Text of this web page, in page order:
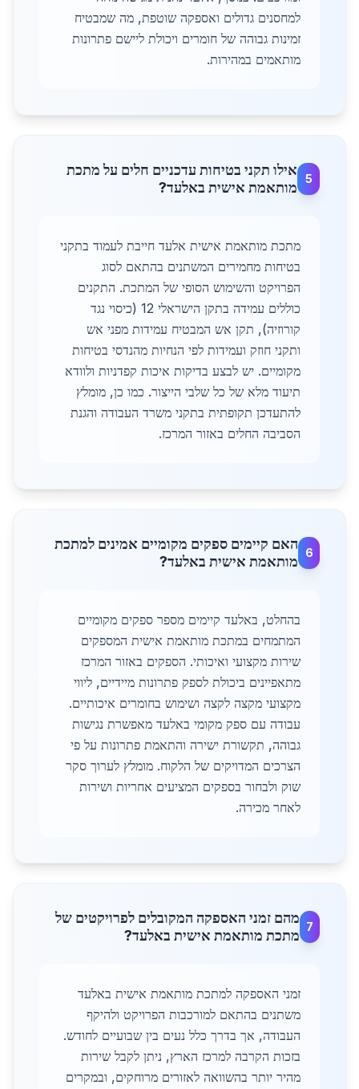
למחסנים גדולים ואספקה שוטפת, מה שמבטיח
זמינות גבוהה של חומרים ויכולת ליישם פתרונות
מותאמים במהירות.
5
אילו תקני בטיחות עדכניים חלים על מתכת
מותאמת אישית באלעד?
מתכת מותאמת אישית אלעד חייבת לעמוד בתקני
בטיחות מחמירים המשתנים בהתאם לסוג
הפרויקט והשימוש הסופי של המתכת. התקנים
כוללים עמידה בתקן הישראלי 12 (כיסוי נגד
קורוזיה), תקן אש המבטיח עמידות מפני אש
ותקני חוזק ועמידות לפי הנחיות מהנדסי בטיחות
מקומיים. יש לבצע בדיקות איכות קפדניות ולוודא
תיעוד מלא של כל שלבי הייצור. כמו כן, מומלץ
להתעדכן תקופתית בתקני משרד העבודה והגנת
הסביבה החלים באזור המרכז.
6
האם קיימים ספקים מקומיים אמינים למתכת
מותאמת אישית באלעד?
בהחלט, באלעד קיימים מספר ספקים מקומיים
המתמחים במתכת מותאמת אישית המספקים
שירות מקצועי ואיכותי. הספקים באזור המרכז
מתאפיינים ביכולת לספק פתרונות מיידיים, ליווי
מקצועי מקצה לקצה ושימוש בחומרים איכותיים.
עבודה עם ספק מקומי באלעד מאפשרת נגישות
גבוהה, תקשורת ישירה והתאמת פתרונות על פי
הצרכים המדויקים של הלקוח. מומלץ לערוך סקר
שוק ולבחור בספקים המציעים אחריות ושירות
לאחר מכירה.
7
מהם זמני האספקה המקובלים לפרויקטים של
מתכת מותאמת אישית באלעד?
זמני האספקה למתכת מותאמת אישית באלעד
משתנים בהתאם למורכבות הפרויקט ולהיקף
העבודה, אך בדרך כלל נעים בין שבועיים לחודש.
בזכות הקרבה למרכז הארץ, ניתן לקבל שירות
מהיר יותר בהשוואה לאזורים מרוחקים, ובמקרים